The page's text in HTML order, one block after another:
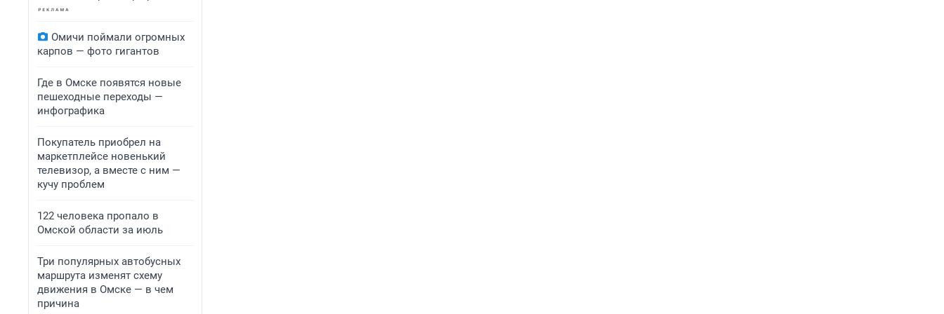
Омичи поймали огромных
карпов — фото гигантов
Где в Омске появятся новые
пешеходные переходы —
инфографика
Покупатель приобрел на
маркетплейсе новенький
телевизор, а вместе с ним —
кучу проблем
122 человека пропало в
Омской области за июль
Три популярных автобусных
маршрута изменят схему
движения в Омске — в чем
причина